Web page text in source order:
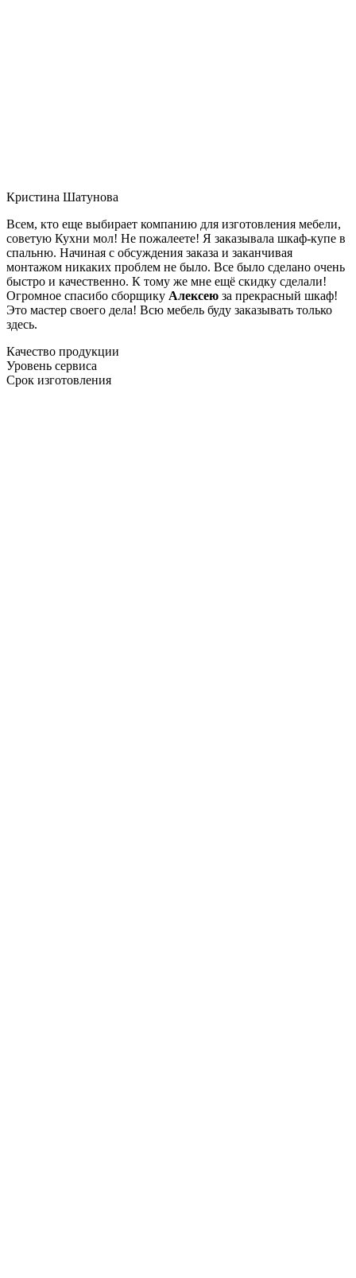
Кристина Шатунова
Всем, кто еще выбирает компанию для изготовления мебели,
советую Кухни мол! Не пожалеете! Я заказывала шкаф-купе в
спальню. Начиная с обсуждения заказа и заканчивая
монтажом никаких проблем не было. Все было сделано очень
быстро и качественно. К тому же мне ещё скидку сделали!
Огромное спасибо сборщику Алексею за прекрасный шкаф!
Это мастер своего дела! Всю мебель буду заказывать только
здесь.
Качество продукции
Уровень сервиса
Срок изготовления